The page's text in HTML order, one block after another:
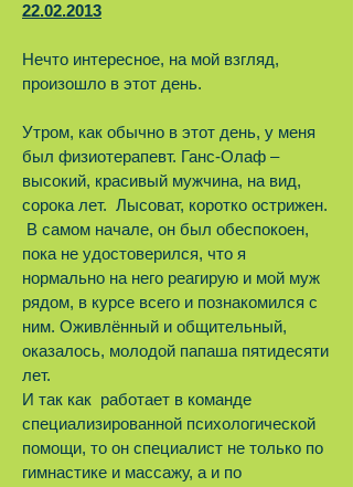
22.02.2013
Нечто интересное, на мой взгляд,
произошло в этот день.
Утром, как обычно в этот день, у меня
был физиотерапевт. Ганс-Олаф –
высокий, красивый мужчина, на вид,
сорока лет. Лысоват, коротко острижен.
В самом начале, он был обеспокоен,
пока не удостоверился, что я
нормально на него реагирую и мой муж
рядом, в курсе всего и познакомился с
ним. Оживлённый и общительный,
оказалось, молодой папаша пятидесяти
лет.
И так как работает в команде
специализированной психологической
помощи, то он специалист не только по
гимнастике и массажу, а и по